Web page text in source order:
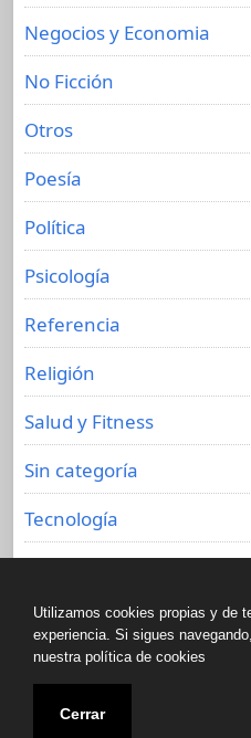
Negocios y Economia
No Ficción
Otros
Poesía
Política
Psicología
Referencia
Religión
Salud y Fitness
Sin categoría
Tecnología
Copyright © All
Utilizamos cookies propias y de
experiencia. Si sigues
nuestra política de cookies
Cerrar